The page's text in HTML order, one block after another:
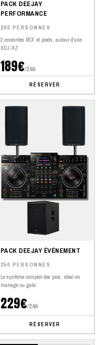
PACK DEEJAY
PERFORMANCE
200 PERSONNES
2 enceintes RCF et pieds, autour d'une
XDJ-XZ
189€/24h
RÉSERVER
PACK DEEJAY ÉVÉNEMENT
250 PERSONNES
Le système complet des pros, idéal en
mariage ou gala
229€/24h
RÉSERVER